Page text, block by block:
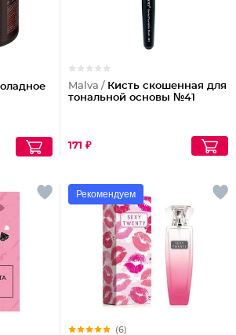
Malva / Кисть скошенная для
тональной основы №41
171 ₽
Рекомендуем
(6)